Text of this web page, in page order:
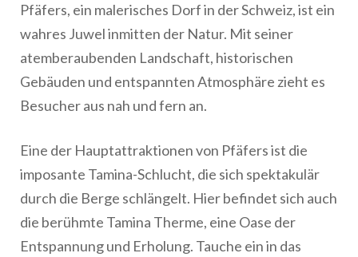
Pfäfers, ein malerisches Dorf in der Schweiz, ist ein
wahres Juwel inmitten der Natur. Mit seiner
atemberaubenden Landschaft, historischen
Gebäuden und entspannten Atmosphäre zieht es
Besucher aus nah und fern an.
Eine der Hauptattraktionen von Pfäfers ist die
imposante Tamina-Schlucht, die sich spektakulär
durch die Berge schlängelt. Hier befindet sich auch
die berühmte Tamina Therme, eine Oase der
Entspannung und Erholung. Tauche ein in das